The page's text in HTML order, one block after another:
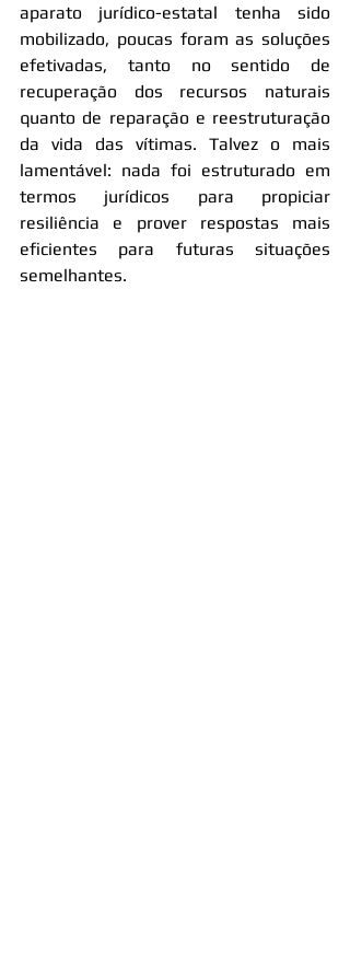
aparato jurídico-estatal tenha sido
mobilizado, poucas foram as soluções
efetivadas, tanto no sentido de
recuperação dos recursos naturais
quanto de reparação e reestruturação
da vida das vítimas. Talvez o mais
lamentável: nada foi estruturado em
termos jurídicos para propiciar
resiliência e prover respostas mais
eficientes para futuras situações
semelhantes.